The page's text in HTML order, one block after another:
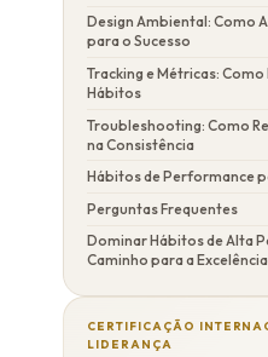
Design Ambiental: Como
para o Sucesso
Tracking e Métricas:
Hábitos
Troubleshooting: Como
na Consistência
Hábitos de Performance
Perguntas Frequentes
Dominar Hábitos de Alta
Caminho para a
CERTIFICAÇÃO
LIDERANÇA